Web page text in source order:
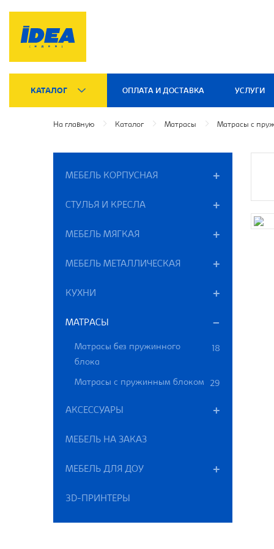
КАТАЛОГ ОПЛАТА И ДОСТАВКА УСЛУГИ
На главную Каталог Матрасы Матрасы с
МЕБЕЛЬ КОРПУСНАЯ
СТУЛЬЯ И КРЕСЛА
МЕБЕЛЬ МЯГКАЯ
МЕБЕЛЬ МЕТАЛЛИЧЕСКАЯ
КУХНИ
МАТРАСЫ
Матрасы без пружинного
блока
18
Матрасы с пружинным блоком 29
АКСЕССУАРЫ
МЕБЕЛЬ НА ЗАКАЗ
МЕБЕЛЬ ДЛЯ ДОУ
3D-ПРИНТЕРЫ